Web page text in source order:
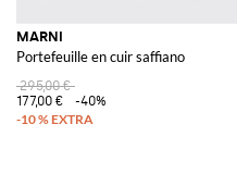
MARNI
Portefeuille en cuir saffiano
295,00 €
177,00 €
-40%